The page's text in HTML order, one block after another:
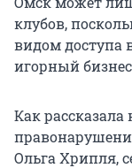
клубов,
видом доступа
игорный
Как
Ольга Хрипля,